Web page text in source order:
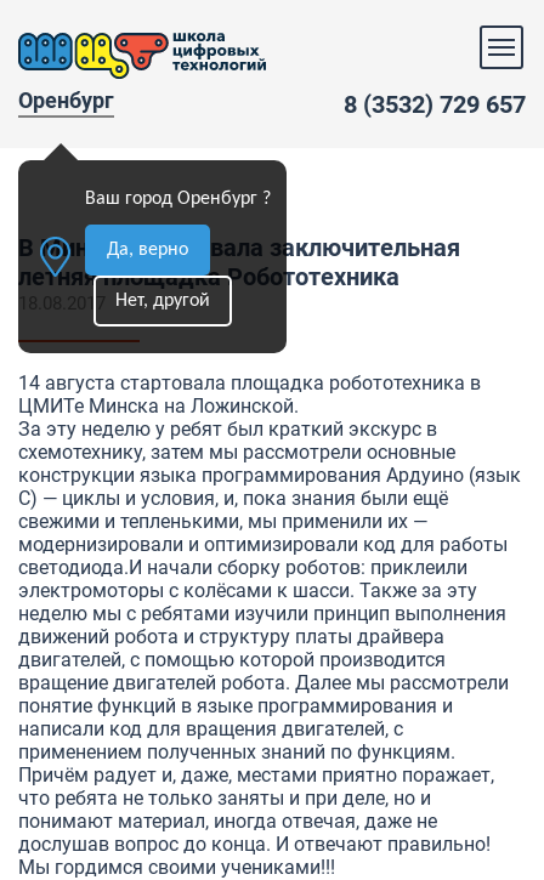
Оренбург
Ваш город Оренбург ?
Да, верно
Нет, другой
8 (3532) 729 657
В Минске стартовала заключительная
летняя площадка Робототехника
18.08.2017
14 августа стартовала площадка робототехника в
ЦМИТе Минска на Ложинской.
За эту неделю у ребят был краткий экскурс в
схемотехнику, затем мы рассмотрели основные
конструкции языка программирования Ардуино (язык
С) — циклы и условия, и, пока знания были ещё
свежими и тепленькими, мы применили их —
модернизировали и оптимизировали код для работы
светодиода.И начали сборку роботов: приклеили
электромоторы с колёсами к шасси. Также за эту
неделю мы с ребятами изучили принцип выполнения
движений робота и структуру платы драйвера
двигателей, с помощью которой производится
вращение двигателей робота. Далее мы рассмотрели
понятие функций в языке программирования и
написали код для вращения двигателей, с
применением полученных знаний по функциям.
Причём радует и, даже, местами приятно поражает,
что ребята не только заняты и при деле, но и
понимают материал, иногда отвечая, даже не
дослушав вопрос до конца. И отвечают правильно!
Мы гордимся своими учениками!!!